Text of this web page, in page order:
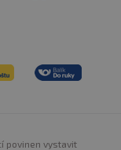
povinen vystavit